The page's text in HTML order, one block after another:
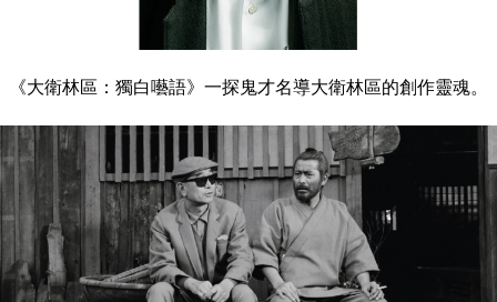
《大衛林區：獨白囈語》一探鬼才名導大衛林區的創作靈魂。